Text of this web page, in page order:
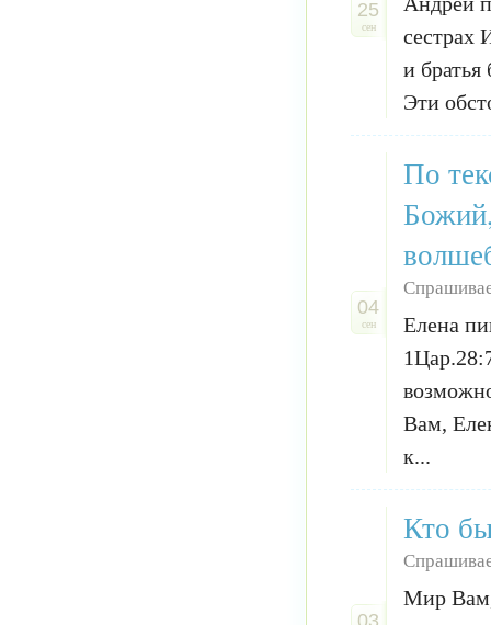
25
сен
сестрах
и
Эти
04
сен
По
Елена
Вам,
к...
03
Кто
Мир Вам,